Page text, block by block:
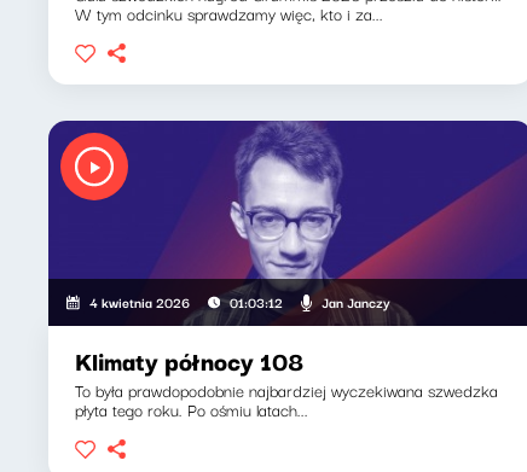
W tym odcinku sprawdzamy więc, kto i za...
4 kwietnia 2026 01:03:12 Jan Janczy
Klimaty północy 108
To była prawdopodobnie najbardziej wyczekiwana szwedzka
płyta tego roku. Po ośmiu latach...